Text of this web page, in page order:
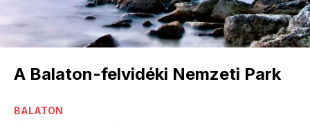
A Balaton-felvidéki Nemzeti Park
BALATON